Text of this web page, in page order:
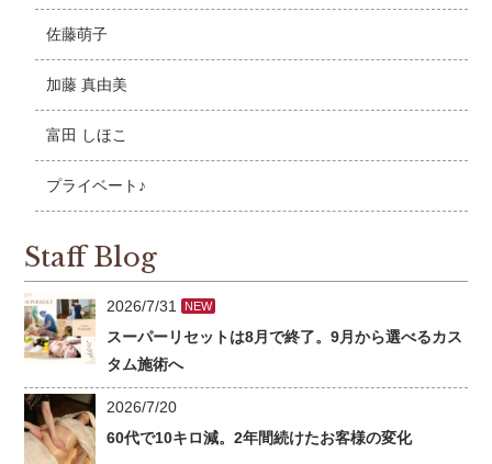
佐藤萌子
加藤 真由美
富田 しほこ
プライベート♪
Staff Blog
2026/7/31 NEW
スーパーリセットは8月で終了。9月から選べるカス
タム施術へ
2026/7/20
60代で10キロ減。2年間続けたお客様の変化